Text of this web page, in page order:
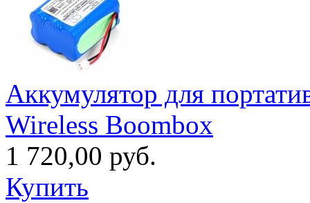
Аккумулятор для
Wireless Boombox
1 720,00 руб.
Купить